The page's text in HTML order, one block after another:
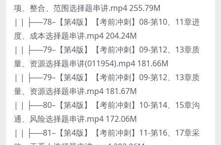
项、整合、范围选择题串讲.mp4 255.79M
| | ├──78–【第4版】【考前冲刺】08-第10、11章进
度、成本选择题串讲.mp4 204.24M
| | ├──79–【第4版】【考前冲刺】09-第12、13章质
量、资源选择题串讲(011954).mp4 181.66M
| | ├──79–【第4版】【考前冲刺】09-第12、13章质
量、资源选择题串讲.mp4 181.67M
| | ├──80–【第4版】【考前冲刺】10-第14、15章沟
通、风险选择题串讲.mp4 172.06M
| | ├──81–【第4版】【考前冲刺】11-第16、17章采